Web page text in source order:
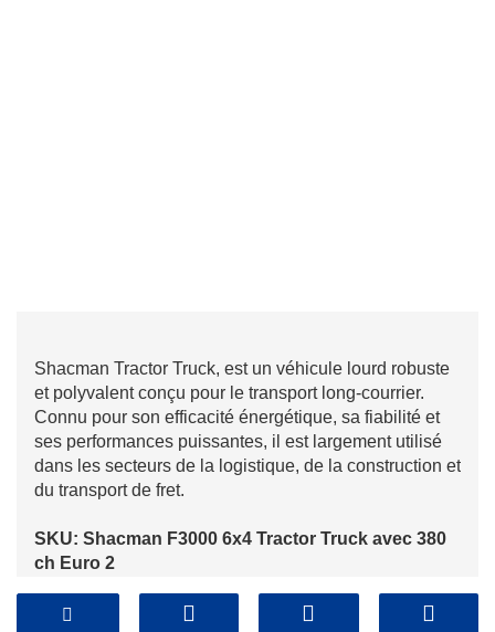
Shacman Tractor Truck, est un véhicule lourd robuste
et polyvalent conçu pour le transport long-courrier.
Connu pour son efficacité énergétique, sa fiabilité et
ses performances puissantes, il est largement utilisé
dans les secteurs de la logistique, de la construction et
du transport de fret.
SKU: Shacman F3000 6x4 Tractor Truck avec 380
ch Euro 2
Marque: Shacman